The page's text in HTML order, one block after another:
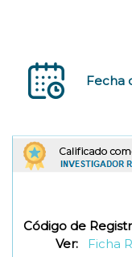
Fecha
Código de
Ver:
Ficha